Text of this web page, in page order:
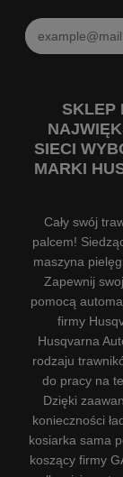
SKLEP
SIECI
MARKI
Cały swój
palcem!
maszyna
Zapewnij
pomocą
firmy
Husqvarna
rodzaju
do pracy na
Dzięki
konieczności
kosiarka sama
koszący firmy